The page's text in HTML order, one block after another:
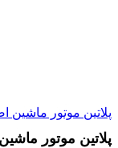
پلاتین موتور
پلاتین موتور